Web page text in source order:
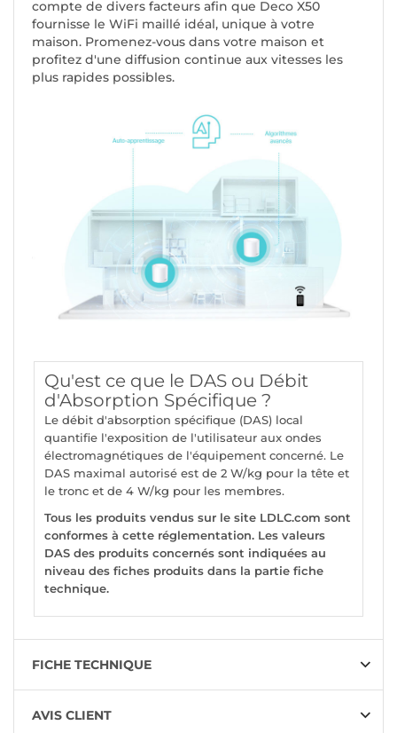
compte de divers facteurs afin que Deco X50
fournisse le WiFi maillé idéal, unique à votre
maison. Promenez-vous dans votre maison et
profitez d'une diffusion continue aux vitesses les
plus rapides possibles.
Qu'est ce que le DAS ou Débit
d'Absorption Spécifique ?
Le débit d'absorption spécifique (DAS) local
quantifie l'exposition de l'utilisateur aux ondes
électromagnétiques de l'équipement concerné. Le
DAS maximal autorisé est de 2 W/kg pour la tête et
le tronc et de 4 W/kg pour les membres.
Tous les produits vendus sur le site LDLC.com sont
conformes à cette réglementation. Les valeurs
DAS des produits concernés sont indiquées au
niveau des fiches produits dans la partie fiche
technique.
FICHE TECHNIQUE
AVIS CLIENT